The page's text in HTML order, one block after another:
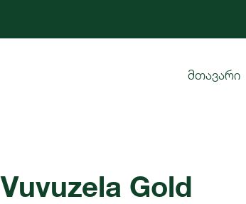
მთავარი
Vuvuzela Gold